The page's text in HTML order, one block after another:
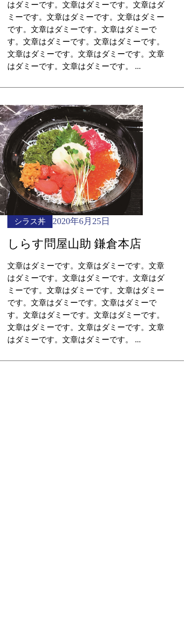
はダミーです。文章はダミーです。文章はダ
ミーです。文章はダミーです。文章はダミー
です。文章はダミーです。文章はダミーで
す。文章はダミーです。文章はダミーです。
文章はダミーです。文章はダミーです。文章
はダミーです。文章はダミーです。 ...
シラス丼 2020年6月25日
しらす問屋山助 鎌倉本店
文章はダミーです。文章はダミーです。文章
はダミーです。文章はダミーです。文章はダ
ミーです。文章はダミーです。文章はダミー
です。文章はダミーです。文章はダミーで
す。文章はダミーです。文章はダミーです。
文章はダミーです。文章はダミーです。文章
はダミーです。文章はダミーです。 ...